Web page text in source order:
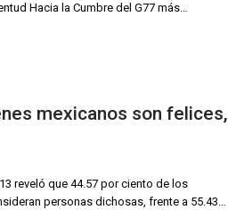
Hacia la Cumbre del G77 más…
mexicanos son felices,
reveló que 44.57 por ciento de los
personas dichosas, frente a 55.43…